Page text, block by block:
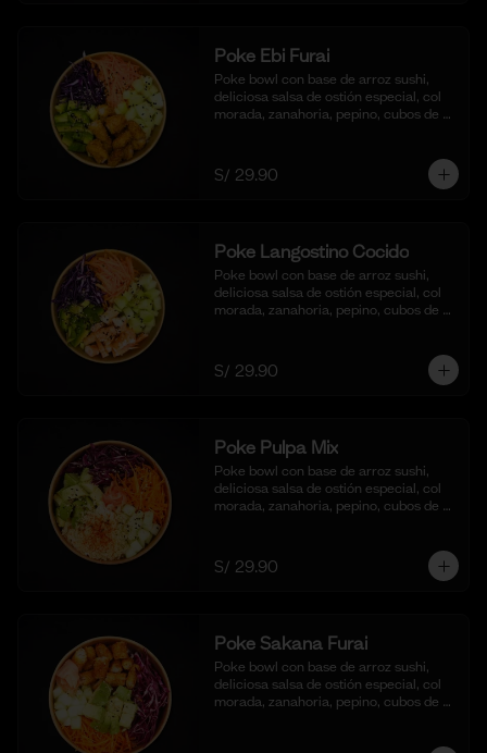
Poke Ebi Furai
Poke bowl con base de arroz sushi,
deliciosa salsa de ostión especial, col
morada, zanahoria, pepino, cubos de
S/ 29.90
Poke Langostino Cocido
Poke bowl con base de arroz sushi,
deliciosa salsa de ostión especial, col
morada, zanahoria, pepino, cubos de
S/ 29.90
Poke Pulpa Mix
Poke bowl con base de arroz sushi,
deliciosa salsa de ostión especial, col
morada, zanahoria, pepino, cubos de
S/ 29.90
Poke Sakana Furai
Poke bowl con base de arroz sushi,
deliciosa salsa de ostión especial, col
morada, zanahoria, pepino, cubos de